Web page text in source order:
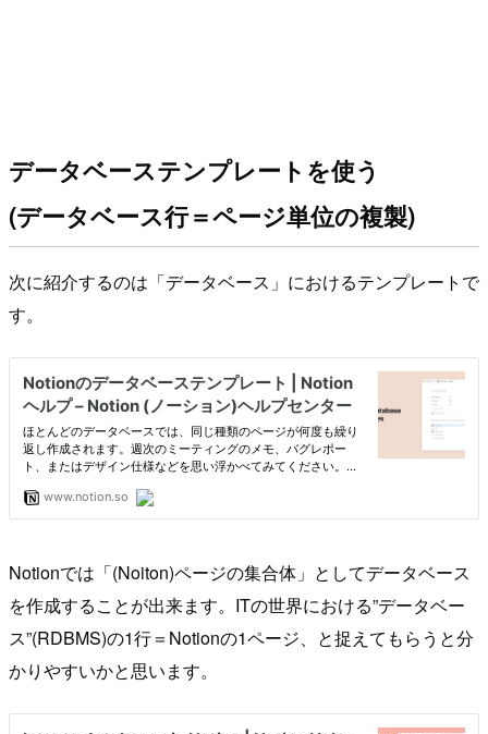
データベーステンプレートを使う
(データベース行＝ページ単位の複製)
次に紹介するのは「データベース」におけるテンプレートで
す。
Notionでは「(Noiton)ページの集合体」としてデータベース
を作成することが出来ます。ITの世界における”データベー
ス”(RDBMS)の1行＝Notionの1ページ、と捉えてもらうと分
かりやすいかと思います。